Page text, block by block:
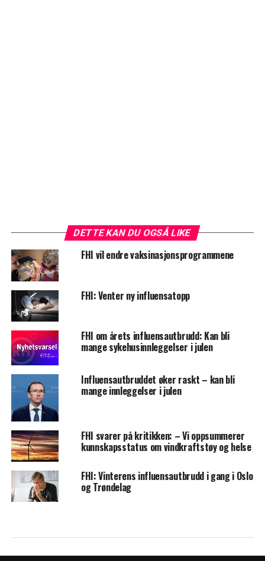
DETTE KAN DU OGSÅ LIKE
FHI vil endre vaksinasjonsprogrammene
FHI: Venter ny influensatopp
FHI om årets influensautbrudd: Kan bli
mange sykehusinnleggelser i julen
Influensautbruddet øker raskt – kan bli
mange innleggelser i julen
FHI svarer på kritikken: – Vi oppsummerer
kunnskapsstatus om vindkraftstøy og helse
FHI: Vinterens influensautbrudd i gang i Oslo
og Trøndelag